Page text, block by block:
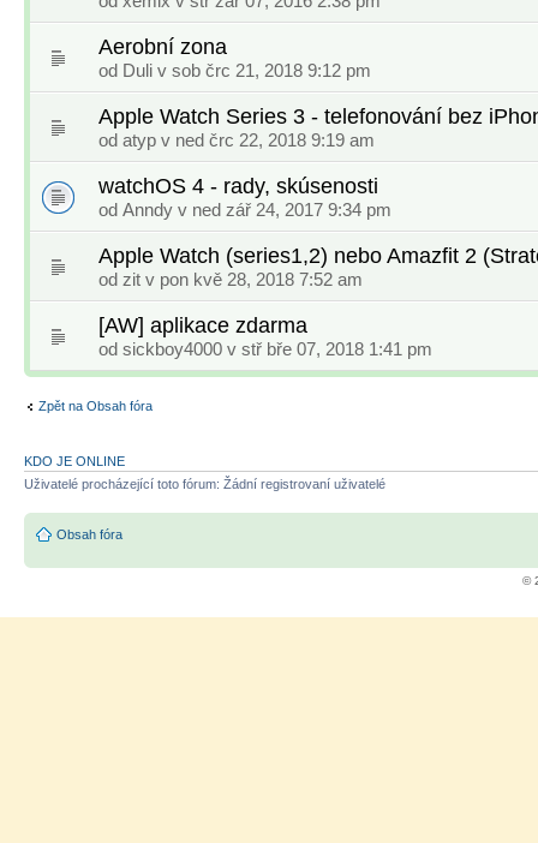
Aerobní zona
od Duli v sob črc 21, 2018 9:12 pm
Apple Watch Series 3 - telefonování bez
od atyp v ned črc 22, 2018 9:19 am
watchOS 4 - rady, skúsenosti
od Anndy v ned zář 24, 2017 9:34 pm
Apple Watch (series1,2) nebo Amazfit 2
od zit v pon kvě 28, 2018 7:52 am
[AW] aplikace zdarma
od sickboy4000 v stř bře 07, 2018 1:41 pm
Zpět na Obsah fóra
KDO JE ONLINE
Uživatelé procházející toto fórum: Žádní registrovaní uživatelé
Obsah fóra
©